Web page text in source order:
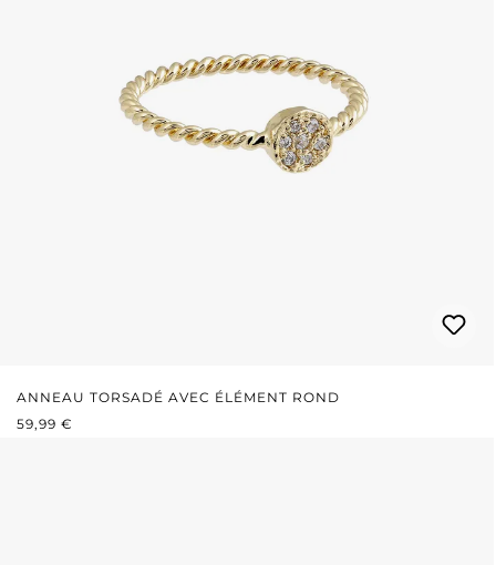
ANNEAU TORSADÉ AVEC ÉLÉMENT ROND
PRIX RÉGULIER :
59,99 €